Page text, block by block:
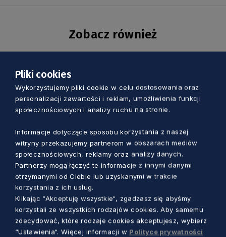
Zobacz również
SAMORZĄD
Szukamy radnych młodzieżowego
sejmiku! Zgłoście się i zmieniajcie
Pliki cookies
Wykorzystujemy pliki cookie w celu dostosowania oraz
personalizacji zawartości i reklam, umożliwienia funkcji
społecznościowych i analizy ruchu na stronie.
Informacje dotyczące sposobu korzystania z naszej
witryny przekazujemy partnerom w obszarach mediów
społecznościowych, reklamy oraz analizy danych.
Partnerzy mogą łączyć te informacje z innymi danymi
otrzymanymi od Ciebie lub uzyskanymi w trakcie
korzystania z ich usług.
Klikając “Akceptuję wszystkie“, zgadzasz się abyśmy
korzystali ze wszystkich rodzajów cookies. Aby samemu
zdecydować, które rodzaje cookies akceptujesz, wybierz
“Ustawienia“. Więcej informacji w Polityce prywatności